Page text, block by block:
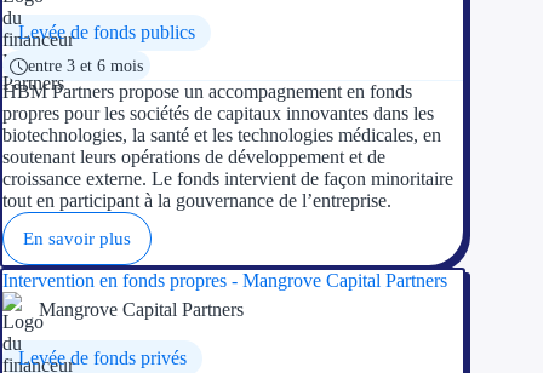
Recherche autonome
Accompagnement
Ressources
FAQ
Levée de fonds publics
entre 3 et 6 mois
HBM Partners propose un accompagnement en fonds
propres pour les sociétés de capitaux innovantes dans les
biotechnologies, la santé et les technologies médicales, en
soutenant leurs opérations de développement et de
croissance externe. Le fonds intervient de façon minoritaire
tout en participant à la gouvernance de l’entreprise.
En savoir plus
Intervention en fonds propres - Mangrove Capital Partners
Mangrove Capital Partners
Levée de fonds privés